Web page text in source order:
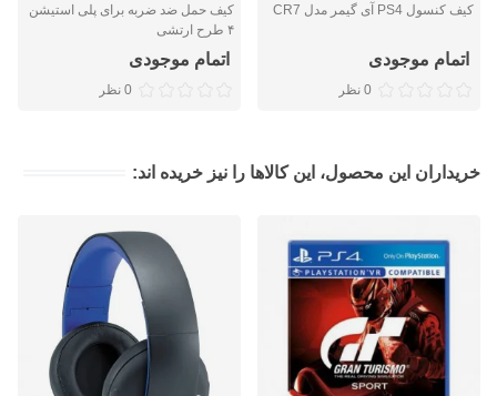
کیف کنسول PS4 آی گیمر مدل CR7
اتمام موجودی
0 نظر
کیف حمل ضد ضربه برای پلی استیشن
۴ طرح ارتشی
اتمام موجودی
0 نظر
خریداران این محصول، این کالاها را نیز خریده اند: